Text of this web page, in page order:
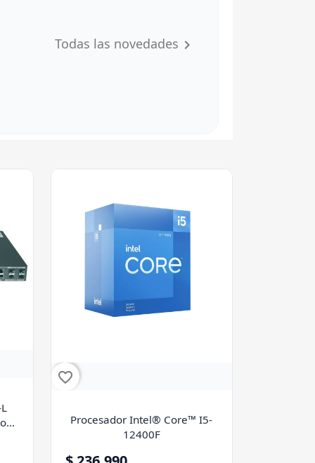
Todas las novedades 
favorite_border
Procesador Intel® Core™ I5-
12400F